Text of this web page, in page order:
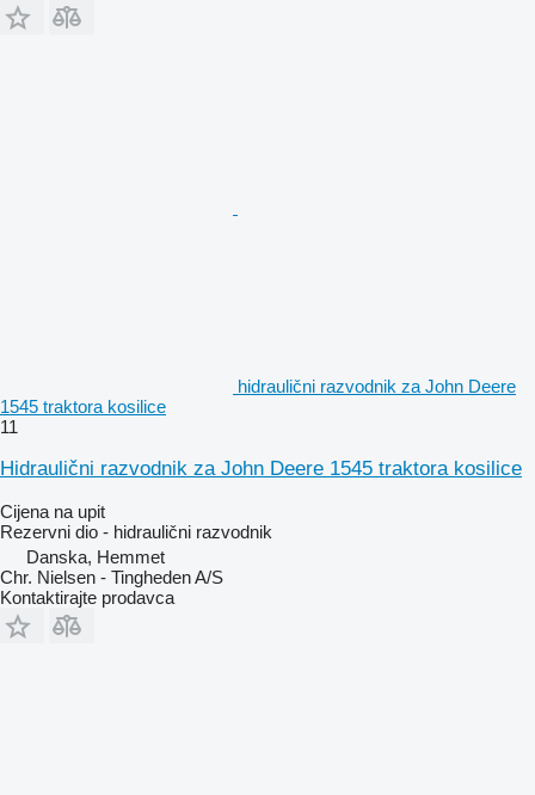
hidraulični razvodnik za John Deere
1545 traktora kosilice
11
Hidraulični razvodnik za John Deere 1545 traktora kosilice
Cijena na upit
Rezervni dio - hidraulični razvodnik
Danska, Hemmet
Chr. Nielsen - Tingheden A/S
Kontaktirajte prodavca